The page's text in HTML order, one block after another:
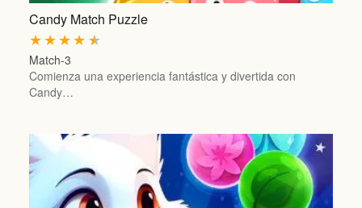
Candy Match Puzzle
★
★
★
★
★
Match-3
Comienza una experiencia fantástica y divertida con
Candy…